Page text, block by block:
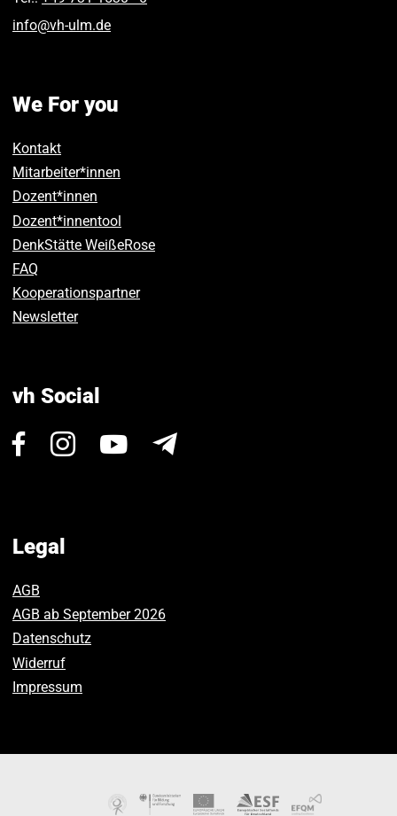
info@vh-ulm.de
We For you
Kontakt
Mitarbeiter*innen
Dozent*innen
Dozent*innentool
DenkStätte WeißeRose
FAQ
Kooperationspartner
Newsletter
vh Social
Visit Visit
Visit
Legal
AGB
AGB ab September 2026
Datenschutz
Widerruf
Impressum